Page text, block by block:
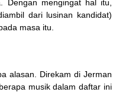
Dengan mengingat hal itu,
dari lusinan kandidat)
masa itu.
alasan. Direkam di Jerman
musik dalam daftar ini